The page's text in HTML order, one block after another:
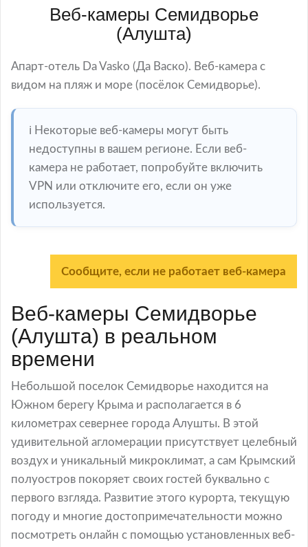
Веб-камеры Семидворье
(Алушта)
Апарт-отель Da Vasko (Да Васко). Веб-камера с
видом на пляж и море (посёлок Семидворье).
ℹ️ Некоторые веб-камеры могут быть
недоступны в вашем регионе. Если веб-
камера не работает, попробуйте включить
VPN или отключите его, если он уже
используется.
Сообщите, если не работает веб-камера
Веб-камеры Семидворье
(Алушта) в реальном
времени
Небольшой поселок Семидворье находится на
Южном берегу Крыма и располагается в 6
километрах севернее города Алушты. В этой
удивительной агломерации присутствует целебный
воздух и уникальный микроклимат, а сам Крымский
полуостров покоряет своих гостей буквально с
первого взгляда. Развитие этого курорта, текущую
погоду и многие достопримечательности можно
посмотреть онлайн с помощью установленных веб-